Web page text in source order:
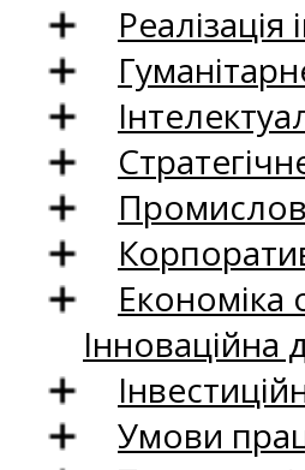
Економіка
Інноваційна
Умови